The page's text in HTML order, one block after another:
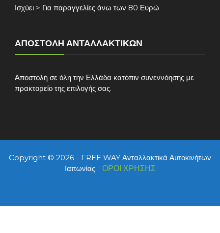
Ισχύει > Για παραγγελίες άνω των 80 Ευρώ
ΑΠΟΣΤΟΛΉ ΑΝΤΑΛΛΑΚΤΙΚΏΝ
Αποστολή σε όλη την Ελλάδα κατόπιν συνεννόησης με
πρακτορείο της επιλογής σας.
Copyright © 2026 - FREE WAY Ανταλλακτικά Αυτοκινήτων
Ιαπωνίας
ΟΡΟΙ ΧΡΗΣΗΣ